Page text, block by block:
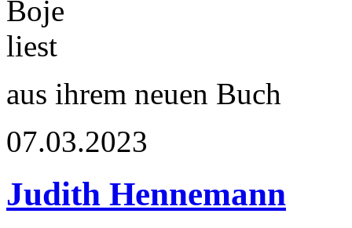
aus ihrem neuen Buch
07.03.2023
Judith Hennemann